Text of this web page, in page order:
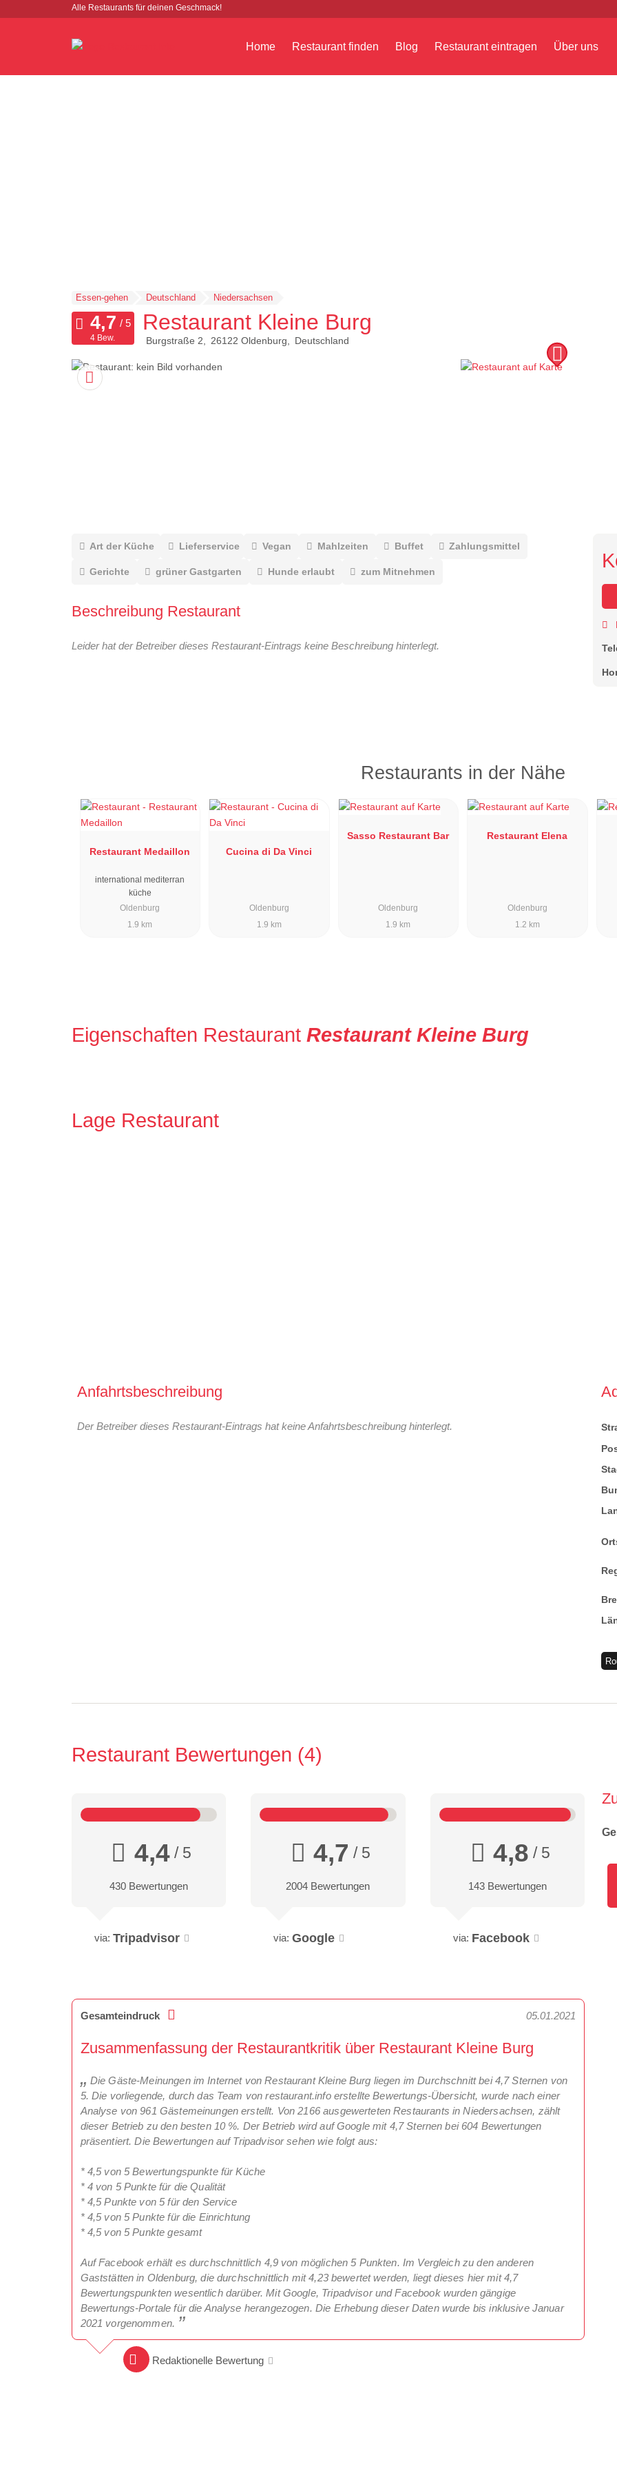
Alle Restaurants für deinen Geschmack!
Home Restaurant finden Blog Restaurant eintragen Über uns
Essen-gehen Deutschland Niedersachsen
Restaurant Kleine Burg
Burgstraße 2 26122 Oldenburg Deutschland
4 Bew.
Art der Küche Lieferservice Vegan Mahlzeiten Buffet Zahlungsmittel
Gerichte grüner Gastgarten Hunde erlaubt zum Mitnehmen
Beschreibung Restaurant
Leider hat der Betreiber dieses Restaurant-Eintrags keine Beschreibung hinterlegt.
Restaurants in der Nähe
Restaurant Medaillon
international mediterran
küche
Oldenburg
1.9 km
Cucina di Da Vinci
Oldenburg
1.9 km
Sasso Restaurant Bar
Oldenburg
1.9 km
Restaurant Elena
Oldenburg
1.2 km
Eigenschaften Restaurant Restaurant Kleine Burg
Lage Restaurant
Anfahrtsbeschreibung
Der Betreiber dieses Restaurant-Eintrags hat keine Anfahrtsbeschreibung hinterlegt.
Restaurant Bewertungen 4
4,4/ 5
430 Bewertungen
via: Tripadvisor
4,7 / 5
2004 Bewertungen
via: Google
4,8 / 5
143 Bewertungen
via: Facebook
Gesamteindruck 05.01.2021
Zusammenfassung der Restaurantkritik über Restaurant Kleine Burg
Die Gäste-Meinungen im Internet von Restaurant Kleine Burg liegen im Durchschnitt bei 4,7 Sternen von
5. Die vorliegende, durch das Team von restaurant.info erstellte Bewertungs-Übersicht, wurde nach einer
Analyse von 961 Gästemeinungen erstellt. Von 2166 ausgewerteten Restaurants in Niedersachsen, zählt
dieser Betrieb zu den besten 10 %. Der Betrieb wird auf Google mit 4,7 Sternen bei 604 Bewertungen
präsentiert. Die Bewertungen auf Tripadvisor sehen wie folgt aus:
* 4,5 von 5 Bewertungspunkte für Küche
* 4 von 5 Punkte für die Qualität
* 4,5 Punkte von 5 für den Service
* 4,5 von 5 Punkte für die Einrichtung
* 4,5 von 5 Punkte gesamt
Auf Facebook erhält es durchschnittlich 4,9 von möglichen 5 Punkten. Im Vergleich zu den anderen
Gaststätten in Oldenburg, die durchschnittlich mit 4,23 bewertet werden, liegt dieses hier mit 4,7
Bewertungspunkten wesentlich darüber. Mit Google, Tripadvisor und Facebook wurden gängige
Bewertungs-Portale für die Analyse herangezogen. Die Erhebung dieser Daten wurde bis inklusive Januar
2021 vorgenommen.
Redaktionelle Bewertung